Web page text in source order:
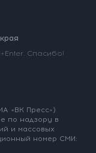
Спасибо!
«ВК Пресс»)
по надзору в
и массовых
номер СМИ: